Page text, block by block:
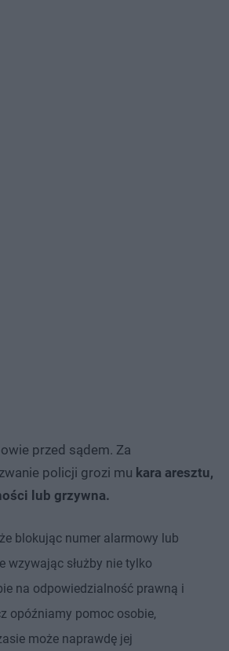
przed sądem. Za
policji grozi mu kara aresztu,
lub grzywna.
blokując numer alarmowy lub
wzywając służby nie tylko
na odpowiedzialność prawną i
opóźniamy pomoc osobie,
może naprawdę jej